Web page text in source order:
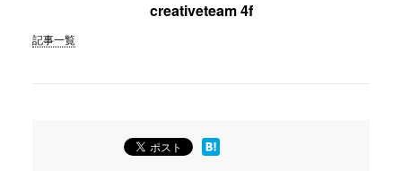
creativeteam 4f
記事一覧